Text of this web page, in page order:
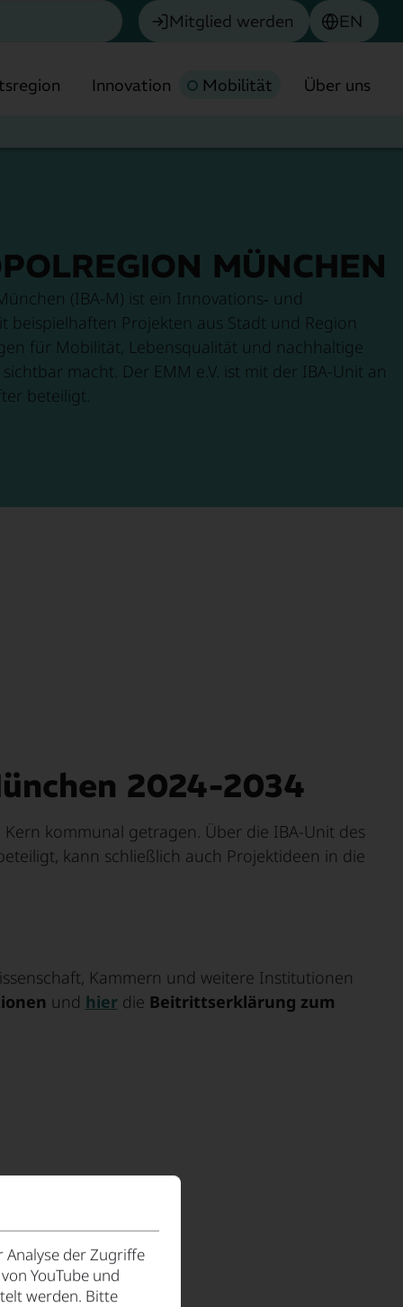
Mitglied werden EN
Chemie
Biotech & Pharma
Umwelttechnologie
Finanzdienstleistungen
Innovation Mobilität Über uns
MÜNCHEN
(IBA-M) ist ein Innovations‑ und
beispielhaften Projekten aus Stadt und Region
für Mobilität, Lebensqualität und nachhaltige
macht. Der EMM e.V. ist mit der IBA-Unit an
beteiligt.
2024-2034
kommunal getragen. Über die IBA-Unit des
kann schließlich auch Projektideen in die
Kammern und weitere Institutionen
und hierdie Beitrittserklärung zum
der Zugriffe
YouTube und
werden. Bitte